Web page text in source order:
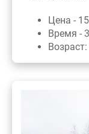
Цена -
Время -